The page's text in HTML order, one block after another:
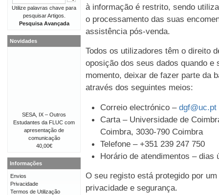
à informação é restrito, sendo
o processamento das suas
assistência pós-venda.
Todos os utilizadores têm o direito
oposição dos seus dados quando e
momento, deixar de fazer parte da
através dos seguintes meios:
Correio electrónico – dgf@uc.pt
Carta – Universidade de
Coimbra, 3030-790 Coimbra
Telefone – +351 239 247 750
Horário de atendimentos – dias
O seu registo está protegido por
privacidade e segurança.
Utilize palavras chave para
pesquisar Artigos.
Pesquisa Avançada
Novidades
SESA, IX – Outros
Estudantes da FLUC com
apresentação de
comunicação
40,00€
Informações
Envios
Privacidade
Termos de Utilização